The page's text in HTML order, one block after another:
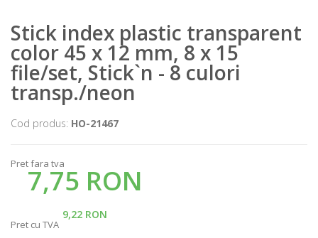
Stick index plastic transparent
color 45 x 12 mm, 8 x 15
file/set, Stick`n - 8 culori
transp./neon
Cod produs: HO-21467
Pret fara tva
7,75 RON
9,22 RON
Pret cu TVA